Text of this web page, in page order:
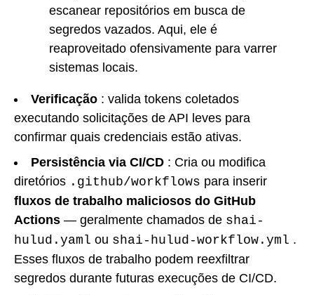
escanear repositórios em busca de
segredos vazados. Aqui, ele é
reaproveitado ofensivamente para varrer
sistemas locais.
Verificação : valida tokens coletados
executando solicitações de API leves para
confirmar quais credenciais estão ativas.
Persistência via CI/CD : Cria ou modifica
diretórios .github/workflows para inserir
fluxos de trabalho maliciosos do GitHub
Actions — geralmente chamados de shai-
hulud.yaml ou shai-hulud-workflow.yml .
Esses fluxos de trabalho podem reexfiltrar
segredos durante futuras execuções de CI/CD.